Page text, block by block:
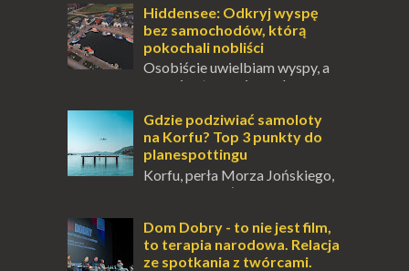
odwiedzić. Moja zimowa podróż do
Locarno gwara...
Hiddensee: Odkryj wyspę
bez samochodów, którą
pokochali nobliści
Osobiście uwielbiam wyspy, a
uczucie otoczenia wodą
pośrodku Bałtyku? To zawsze brzmi jak
doskonał...
Gdzie podziwiać samoloty
na Korfu? Top 3 punkty do
planespottingu
Korfu, perła Morza Jońskiego,
oferuje podróżnikom nie tylko
wioski, ale także coś wyjątkowego –
prawd...
Dom Dobry - to nie jest film,
to terapia narodowa. Relacja
ze spotkania z twórcami.